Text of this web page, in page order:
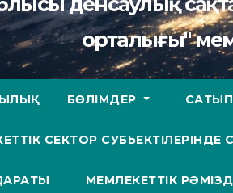
орталығы"
БӨЛІМДЕР
СЕКТОР СУБЬЕКТІЛЕРІНДЕ
МЕМЛЕКЕТТІК